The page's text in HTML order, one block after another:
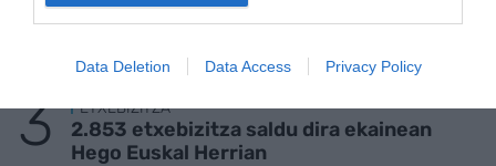
Data Deletion Data Access Privacy Policy
ezagutuko nau jendeak, baina kirolaritzat
daukat neure burua"
ETXEBIZITZA
2.853 etxebizitza saldu dira ekainean
Hego Euskal Herrian